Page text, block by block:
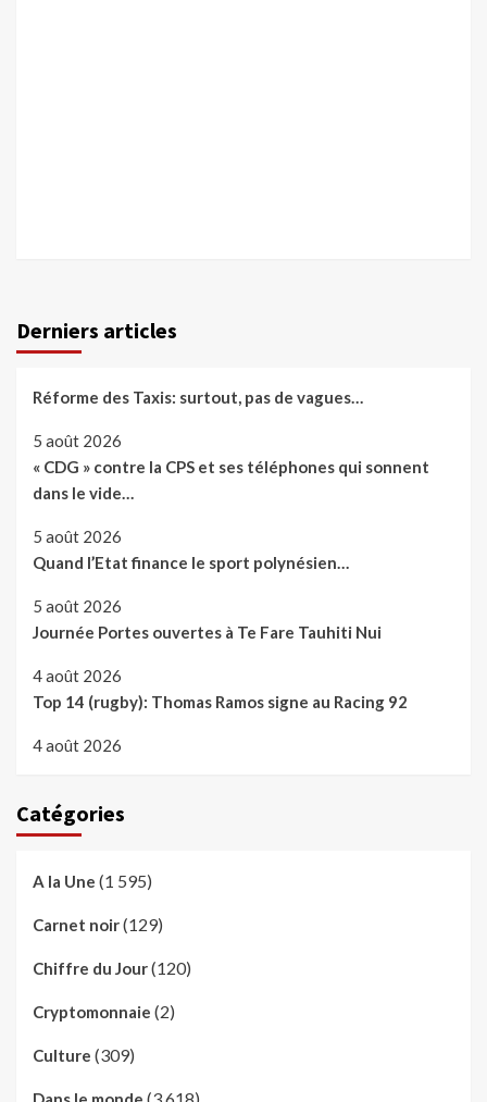
Derniers articles
Réforme des Taxis: surtout, pas de vagues…
5 août 2026
« CDG » contre la CPS et ses téléphones qui sonnent
dans le vide…
5 août 2026
Quand l’Etat finance le sport polynésien…
5 août 2026
Journée Portes ouvertes à Te Fare Tauhiti Nui
4 août 2026
Top 14 (rugby): Thomas Ramos signe au Racing 92
4 août 2026
Catégories
A la Une (1 595)
Carnet noir(129)
Chiffre du Jour(120)
Cryptomonnaie (2)
Culture (309)